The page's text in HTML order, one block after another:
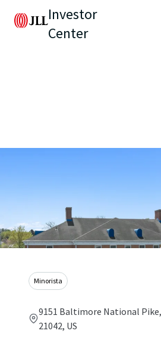
Investor
Center
Minorista
9151 Baltimore National
21042, US